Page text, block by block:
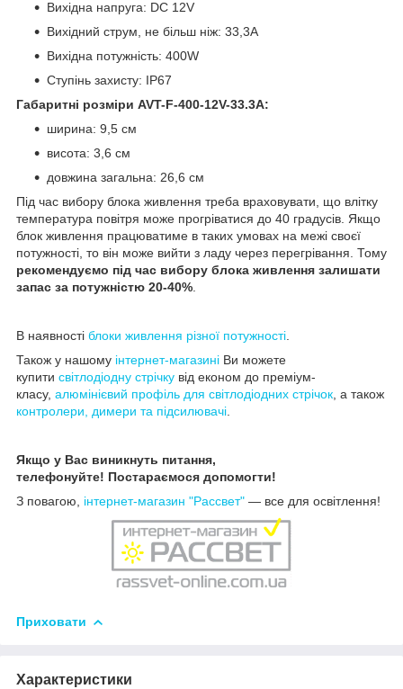
Вихідна напруга: DC 12V
Вихідний струм, не більш ніж: 33,3А
Вихідна потужність: 400W
Ступінь захисту: IP67
Габаритні розміри AVT-F-400-12V-33.3A:
ширина: 9,5 см
висота: 3,6 см
довжина загальна: 26,6 см
Під час вибору блока живлення треба враховувати, що влітку
температура повітря може прогріватися до 40 градусів. Якщо
блок живлення працюватиме в таких умовах на межі своєї
потужності, то він може вийти з ладу через перегрівання. Тому
рекомендуємо під час вибору блока живлення залишати
запас за потужністю 20-40%.
В наявності блоки живлення різної потужності.
Також у нашому інтернет-магазині Ви можете
купити світлодіодну стрічку від економ до преміум-
класу, алюмінієвий профіль для світлодіодних стрічок, а також
контролери, димери та підсилювачі.
Якщо у Вас виникнуть питання,
телефонуйте! Постараємося допомогти!
З повагою, інтернет-магазин "Рассвет" — все для освітлення!
Приховати
Характеристики